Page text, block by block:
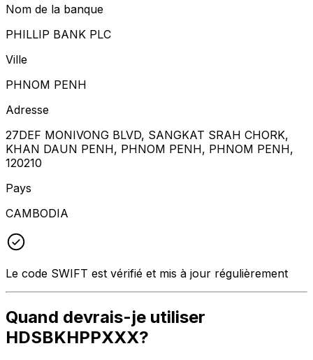
Nom de la banque
PHILLIP BANK PLC
Ville
PHNOM PENH
Adresse
27DEF MONIVONG BLVD, SANGKAT SRAH CHORK,
KHAN DAUN PENH, PHNOM PENH, PHNOM PENH,
120210
Pays
CAMBODIA
Le code SWIFT est vérifié et mis à jour régulièrement
Quand devrais-je utiliser
HDSBKHPPXXX?